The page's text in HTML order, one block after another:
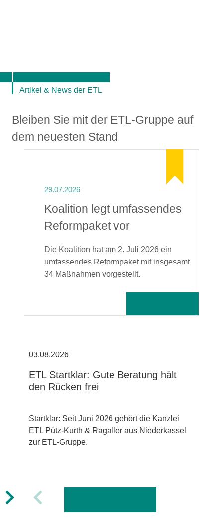
Artikel & News der ETL
Bleiben Sie mit der ETL-Gruppe auf
dem neuesten Stand
29.07.2026
Koalition legt umfassendes
Reformpaket vor
Die Koalition hat am 2. Juli 2026 ein
umfassendes Reformpaket mit insgesamt
34 Maßnahmen vorgestellt.
03.08.2026
ETL Startklar: Gute Beratung hält
den Rücken frei
Startklar: Seit Juni 2026 gehört die Kanzlei
ETL Pütz-Kurth & Ragaller aus Niederkassel
zur ETL-Gruppe.